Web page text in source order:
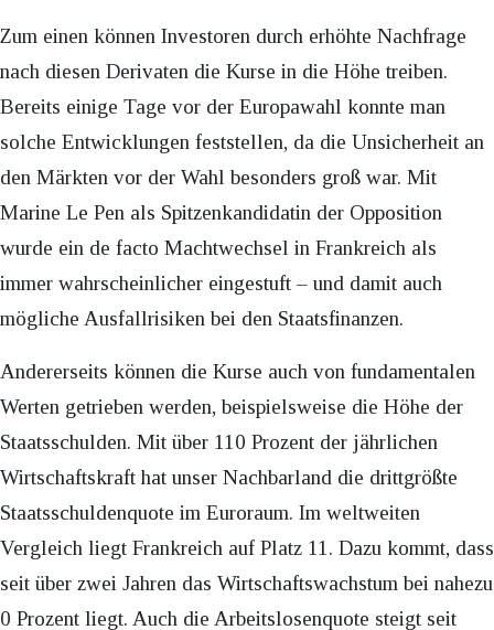
Zum einen können Investoren durch erhöhte Nachfrage
nach diesen Derivaten die Kurse in die Höhe treiben.
Bereits einige Tage vor der Europawahl konnte man
solche Entwicklungen feststellen, da die Unsicherheit an
den Märkten vor der Wahl besonders groß war. Mit
Marine Le Pen als Spitzenkandidatin der Opposition
wurde ein de facto Machtwechsel in Frankreich als
immer wahrscheinlicher eingestuft – und damit auch
mögliche Ausfallrisiken bei den Staatsfinanzen.
Andererseits können die Kurse auch von fundamentalen
Werten getrieben werden, beispielsweise die Höhe der
Staatsschulden. Mit über 110 Prozent der jährlichen
Wirtschaftskraft hat unser Nachbarland die drittgrößte
Staatsschuldenquote im Euroraum. Im weltweiten
Vergleich liegt Frankreich auf Platz 11. Dazu kommt, dass
seit über zwei Jahren das Wirtschaftswachstum bei nahezu
0 Prozent liegt. Auch die Arbeitslosenquote steigt seit